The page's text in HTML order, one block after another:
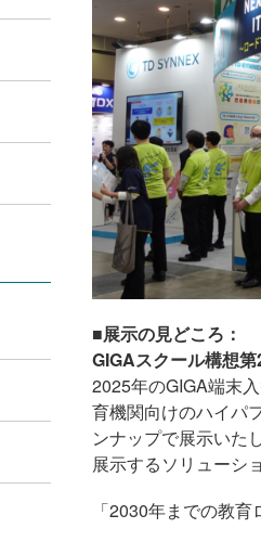
■展示の見どころ：
GIGAスクール構想第
2025年のGIGA端末
育機関向けのハイパ
ンナップで展示いた
展示するソリューシ
「2030年までの教育